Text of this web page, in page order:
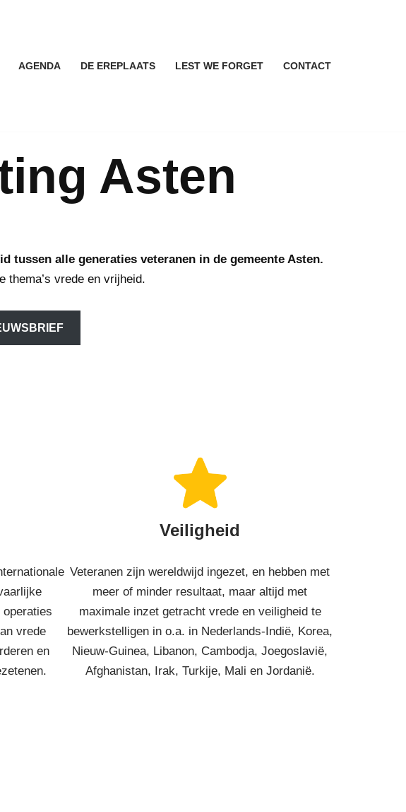
AGENDA DE EREPLAATS LEST WE FORGET CONTACT
Asten
tussen alle generaties veteranen in de gemeente Asten.
thema’s vrede en vrijheid.
vrede
en
Veiligheid
Veteranen zijn wereldwijd ingezet, en hebben met
meer of minder resultaat, maar altijd met
maximale inzet getracht vrede en veiligheid te
bewerkstelligen in o.a. in Nederlands-Indië, Korea,
Nieuw-Guinea, Libanon, Cambodja, Joegoslavië,
Afghanistan, Irak, Turkije, Mali en Jordanië.